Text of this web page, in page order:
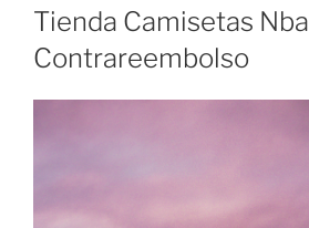
EL
Tienda Camisetas
Contrareembolso